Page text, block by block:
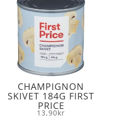
CHAMPIGNON
SKIVET 184G FIRST
PRICE
13,90kr